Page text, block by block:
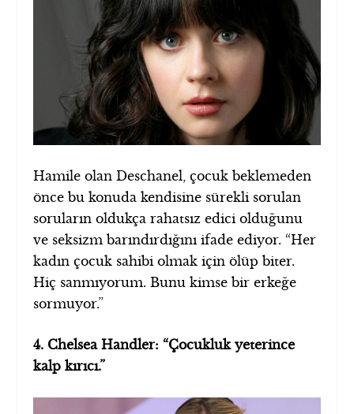
Hamile olan Deschanel, çocuk beklemeden
önce bu konuda kendisine sürekli sorulan
soruların oldukça rahatsız edici olduğunu
ve seksizm barındırdığını ifade ediyor. “Her
kadın çocuk sahibi olmak için ölüp biter.
Hiç sanmıyorum. Bunu kimse bir erkeğe
sormuyor.”
4. Chelsea Handler: “Çocukluk yeterince
kalp kırıcı.”